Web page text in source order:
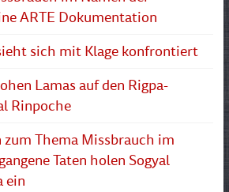
ARTE Dokumentation
sich mit Klage konfrontiert
Lamas auf den Rigpa-
Rinpoche
Thema Missbrauch im
Taten holen Sogyal
ein